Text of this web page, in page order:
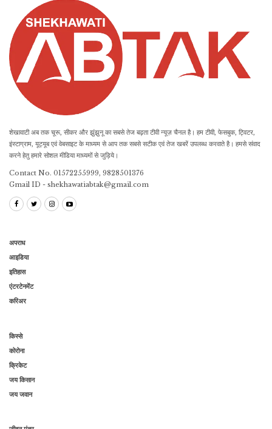
शेखावाटी अब तक चूरू, सीकर और झुंझुनू का सबसे तेज बढ़ता टीवी न्यूज़ चैनल है। हम टीवी, फेसबुक, ट्विटर,
इंस्टाग्राम, यूट्यूब एवं वेबसाइट के माध्यम से आप तक सबसे सटीक एवं तेज खबरें उपलब्ध करवाते है। हमसे संवाद
करने हेतु हमारे सोशल मीडिया माध्यमों से जुड़िये।
Contact No. 01572255999, 9828501376
Gmail ID - shekhawatiabtak@gmail.com
अपराध
आइडिया
इतिहास
एंटरटेनमेंट
करिअर
किस्से
कोरोना
क्रिकेट
जय किसान
जय जवान